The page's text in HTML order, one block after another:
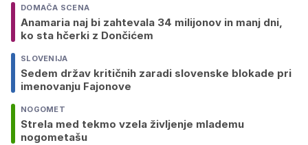
DOMAČA SCENA
Anamaria naj bi zahtevala 34 milijonov in manj dni,
ko sta hčerki z Dončićem
SLOVENIJA
Sedem držav kritičnih zaradi slovenske blokade pri
imenovanju Fajonove
NOGOMET
Strela med tekmo vzela življenje mlademu
nogometašu